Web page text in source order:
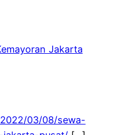
Jakarta
03/08/sewa-